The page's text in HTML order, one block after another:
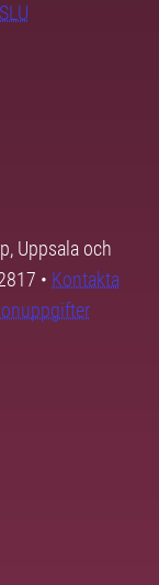
Uppsala och
• Kontakta